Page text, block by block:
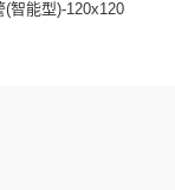
(智能型)-120x120